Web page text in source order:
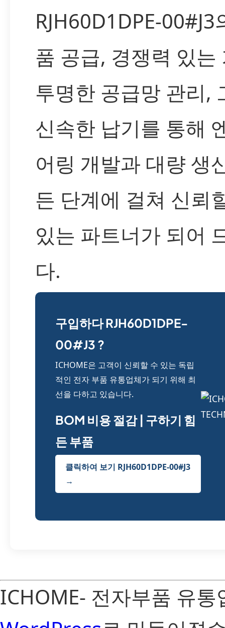
RJH60D1DPE-00#J3
품 공급, 경쟁력 있는
투명한 공급망 관리,
신속한 납기를 통해
어링 개발과 대량 생
든 단계에 걸쳐 신뢰
있는 파트너가 되어
다.
구입하다 RJH60D1DPE-
00#J3 ?
ICHOME은 고객이 신뢰할 수 있는 독립
적인 전자 부품 유통업체가 되기 위해 최
선을 다하고 있습니다.
BOM 비용 절감 | 구하기 힘
든 부품
클릭하여 보기 RJH60D1DPE-00#J3
→
ICHOME- 전자부품 유